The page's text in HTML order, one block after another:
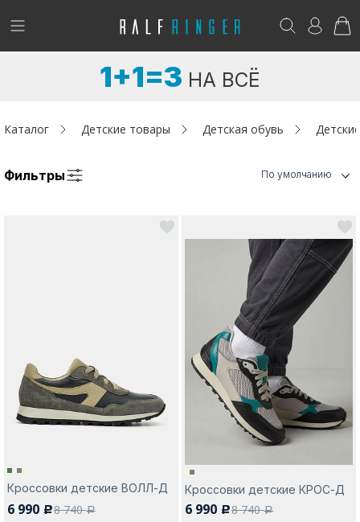
!
Женщинам
Адреса магазинов
Да, все верно Изменить город
Возникли вопросы? - club@ralf.ru
1+1=3 НА ВСЁ
Каталог Детские товары Детская обувь
Фильтры По умолчанию
Кроссовки детские ВОЛЛ-Д
6 990 c8 740a
Кроссовки детские КРОС-Д
6 990 c8 740a